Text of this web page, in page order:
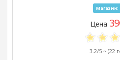
Магазин:
Цена
3.2/5 ~ (22